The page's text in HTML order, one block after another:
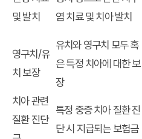
및 발치
염 치료 및 치아 발치
영구치/유
치 보장
유치와 영구치 모두 혹
은 특정 치아에 대한 보
장
치아 관련
질환 진단
특정 중증 치아 질환 진
단 시 지급되는 보험금